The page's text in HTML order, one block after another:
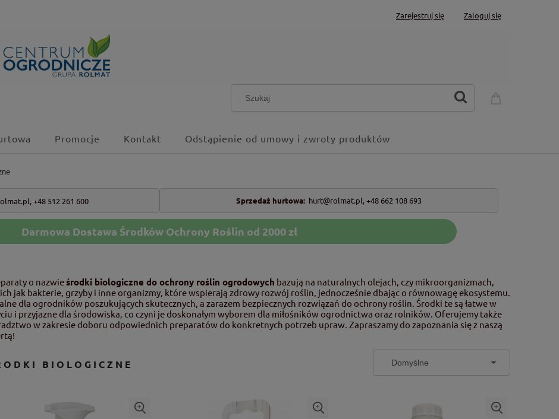
Zarejestruj się Zaloguj się
Promocje Kontakt Odstąpienie od umowy i zwroty produktów
+48 512 261 600 Sprzedaż hurtowa: hurt@rolmat.pl,+48 662 108 693
Darmowa Dostawa Środków Ochrony Roślin od 2000 zł
o nazwieśrodki biologiczne do ochrony roślin ogrodowych bazują na naturalnych olejach, czy mikroorganizmach,
jak bakterie, grzyby i inne organizmy, które wspierają zdrowy rozwój roślin, jednocześnie dbając o równowagę ekosystemu.
dla ogrodników poszukujących skutecznych, a zarazem bezpiecznych rozwiązań do ochrony roślin. Środki te są łatwe w
i przyjazne dla środowiska, co czyni je doskonałym wyborem dla miłośników ogrodnictwa oraz rolników. Oferujemy także
w zakresie doboru odpowiednich preparatów do konkretnych potrzeb upraw. Zapraszamy do zapoznania się z naszą
BIOLOGICZNE